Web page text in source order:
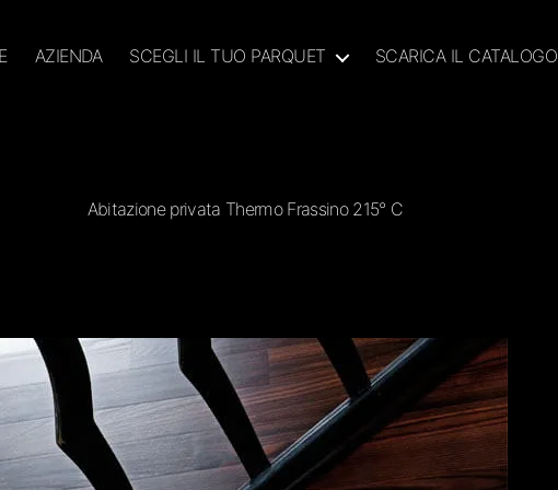
AZIENDA SCEGLI IL TUO PARQUET SCARICA IL CATALOGO
Abitazione privata Thermo Frassino 215° C